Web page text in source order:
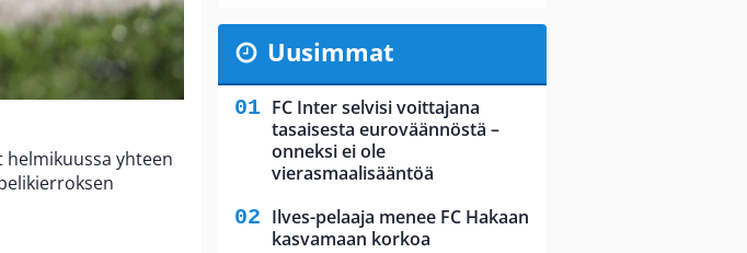
helmikuussa yhteen
Uusimmat
FC Inter selvisi voittajana
tasaisesta euroväännöstä –
onneksi ei ole
vierasmaalisääntöä
Ilves-pelaaja menee FC Hakaan
kasvamaan korkoa